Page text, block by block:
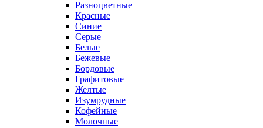
Разноцветные
Красные
Синие
Серые
Белые
Бежевые
Бордовые
Графитовые
Желтые
Изумрудные
Кофейные
Молочные